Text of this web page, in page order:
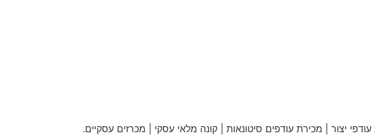
יצור | מכירת עודפים סיטונאות | קונה מלאי עסקי | מכרזים עסקיים.